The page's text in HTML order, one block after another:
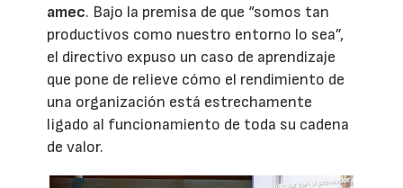
amec. Bajo la premisa de que “somos tan
productivos como nuestro entorno lo sea”,
el directivo expuso un caso de aprendizaje
que pone de relieve cómo el rendimiento de
una organización está estrechamente
ligado al funcionamiento de toda su cadena
de valor.